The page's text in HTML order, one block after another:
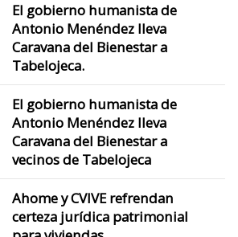
El gobierno humanista de
Antonio Menéndez lleva
Caravana del Bienestar a
Tabelojeca.
El gobierno humanista de
Antonio Menéndez lleva
Caravana del Bienestar a
vecinos de Tabelojeca
Ahome y CVIVE refrendan
certeza jurídica patrimonial